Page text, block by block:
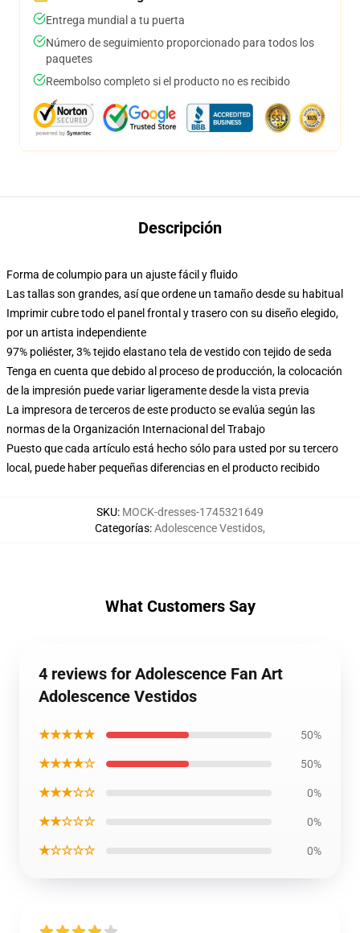
Entrega mundial a tu puerta
Número de seguimiento proporcionado para todos los
paquetes
Reembolso completo si el producto no es recibido
Descripción
Forma de columpio para un ajuste fácil y fluido
Las tallas son grandes, así que ordene un tamaño desde su habitual
Imprimir cubre todo el panel frontal y trasero con su diseño elegido,
por un artista independiente
97% poliéster, 3% tejido elastano tela de vestido con tejido de seda
Tenga en cuenta que debido al proceso de producción, la colocación
de la impresión puede variar ligeramente desde la vista previa
La impresora de terceros de este producto se evalúa según las
normas de la Organización Internacional del Trabajo
Puesto que cada artículo está hecho sólo para usted por su tercero
local, puede haber pequeñas diferencias en el producto recibido
SKU: MOCK-dresses-1745321649
Categorías:Adolescence Vestidos,
What Customers Say
4 reviews for Adolescence Fan Art
Adolescence Vestidos
★★★★★ 50%
★★★★☆ 50%
★★★☆☆ 0%
★★☆☆☆ 0%
★☆☆☆☆ 0%